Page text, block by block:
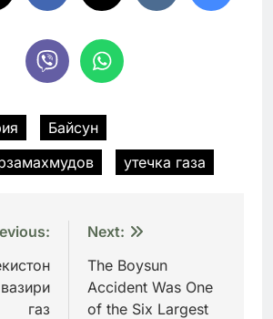
Байсун
утечка газа
газ
Next:
The Boysun
Accident Was One
of the Six Largest